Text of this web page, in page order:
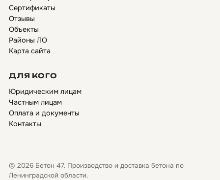
Сертификаты
Отзывы
Объекты
Районы ЛО
Карта сайта
ДЛЯ КОГО
Юридическим лицам
Частным лицам
Оплата и документы
Контакты
© 2026 Бетон 47. Производство и доставка бетона по
Ленинградской области.